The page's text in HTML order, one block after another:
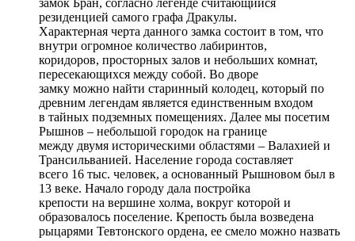
резиденцией самого графа Дракулы.
Характерная черта данного замка состоит в том, что
внутри огромное количество лабиринтов,
коридоров, просторных залов и небольших комнат,
пересекающихся между собой. Во дворе
замку можно найти старинный колодец, который по
древним легендам является единственным входом
в тайных подземных помещениях. Далее мы посетим
Рышнов – небольшой городок на границе
между двумя историческими областями – Валахией и
Трансильванией. Население города составляет
всего 16 тыс. человек, а основанный Рышновом был в
13 веке. Начало городу дала постройка
крепости на вершине холма, вокруг которой и
образовалось поселение. Крепость была возведена
рыцарями Тевтонского ордена, ее смело можно назвать